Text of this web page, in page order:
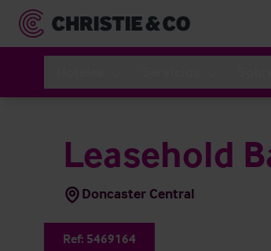
Leasehold
Doncaster Central
Ref: 5469164